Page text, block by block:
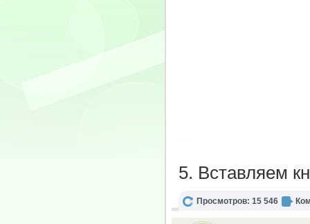
5. Вставляем
Просмотров: 15 546